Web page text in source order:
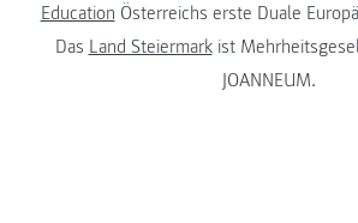
Education Österreichs erste Duale
Das Land Steiermarkist
JOANNEUM.